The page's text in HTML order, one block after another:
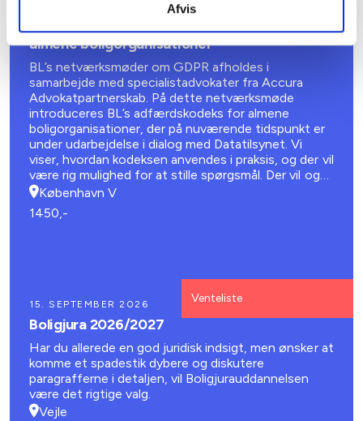
Afvis
GDPR-netværksmøde i København –
introduktion til BL’s adfærdskodeks for
almene boligorganisationer
BL’s netværksmøder om GDPR afholdes i
samarbejde med specialistadvokater fra Accura
Advokatpartnerskab. På dette netværksmøde
introduceres BL’s adfærdskodeks for almene
boligorganisationer, der på nuværende tidspunkt er
under udarbejdelse i dialog med Datatilsynet. Vi
viser, hvordan kodeksen anvendes i praksis, og der vil
være rig mulighed for at stille spørgsmål. Der vil også
være plads til generel erfaringsudveksling om GDPR
København V
1450,-
Venteliste
15. SEPTEMBER 2026
Boligjura 2026/2027
Har du allerede en god juridisk indsigt, men ønsker at
komme et spadestik dybere og diskutere
paragrafferne i detaljen, vil Boligjurauddannelsen
være det rigtige valg.
Vejle